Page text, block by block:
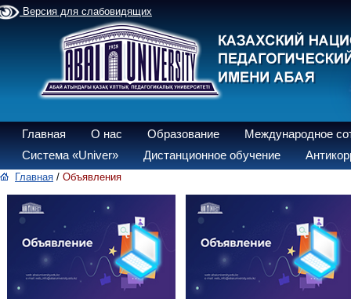
Версия для слабовидящих
Главная О нас Образование
Международное
Система «Univer»
Дистанционное обучение
Главная / Объявления